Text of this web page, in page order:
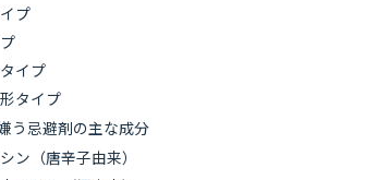
プ
イプ
タイプ
う忌避剤の主な成分
ン（唐辛子由来）